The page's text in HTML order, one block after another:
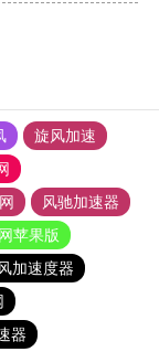
旋风加速
风驰加速器
苹果版
加速度器
器